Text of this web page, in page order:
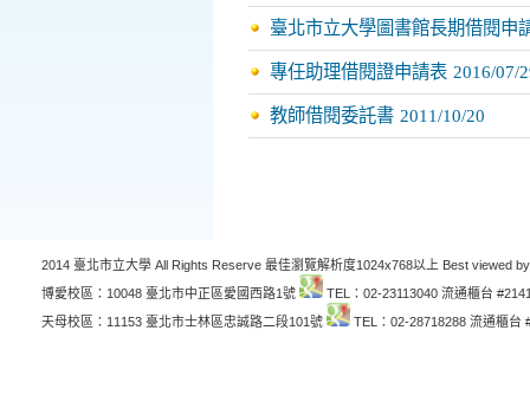
臺北市立大學圖書館長期借閱申
專任助理借閱證申請表 2016/07/
教師借閱委託書 2011/10/20
2014 臺北市立大學 All Rights Reserve 最佳瀏覽解析度1024x768以上 Best viewed
博愛校區：10048 臺北市中正區愛國西路1號
TEL：02-23113040 流通櫃台
天母校區：11153 臺北市士林區忠誠路二段101號
TEL：02-28718288 流通櫃台